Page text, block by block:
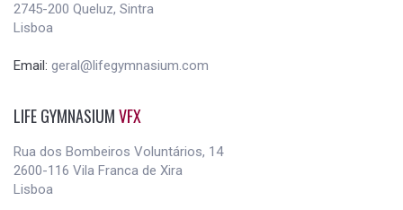
2745-200 Queluz, Sintra
Lisboa
Email: geral@lifegymnasium.com
LIFE GYMNASIUMVFX
Rua dos Bombeiros Voluntários, 14
2600-116 Vila Franca de Xira
Lisboa